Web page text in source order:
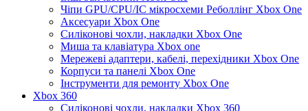
Чіпи GPU/CPU/IC мікросхеми Реболлінг Xbox One
Аксесуари Xbox One
Силіконові чохли, накладки Xbox One
Миша та клавіатура Xbox one
Мережеві адаптери, кабелі, перехідники Xbox One
Корпуси та панелі Xbox One
Інструменти для ремонту Xbox One
Xbox 360
Силіконові чохли, накладки Xbox 360